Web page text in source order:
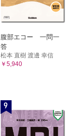
腹部エコー 一問一
答
松本 直樹 渡邊 幸信
￥5,940
9